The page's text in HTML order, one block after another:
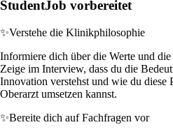
StudentJob vorbereitet
✨Verstehe die Klinikphilosophie
Informiere dich über die Werte und
Zeige im Interview, dass du die
Innovation verstehst und wie du diese
Oberarzt umsetzen kannst.
✨Bereite dich auf Fachfragen vor